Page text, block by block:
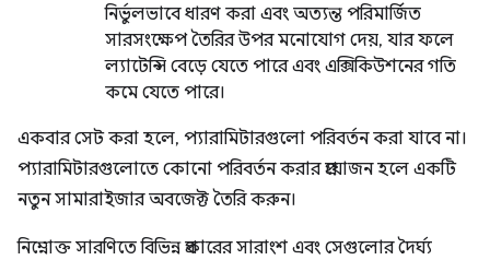
নির্ভুলভাবে ধারণ করা এবং অত্যন্ত পরিমার্জিত
সারসংক্ষেপ তৈরির উপর মনোযোগ দেয়, যার ফলে
ল্যাটেন্সি বেড়ে যেতে পারে এবং এক্সিকিউশনের গতি
কমে যেতে পারে।
একবার সেট করা হলে, প্যারামিটারগুলো পরিবর্তন করা যাবে না।
প্যারামিটারগুলোতে কোনো পরিবর্তন করার প্রয়োজন হলে একটি
নতুন সামারাইজার অবজেক্ট তৈরি করুন।
নিম্নোক্ত সারণিতে বিভিন্ন প্রকারের সারাংশ এবং সেগুলোর দৈর্ঘ্য